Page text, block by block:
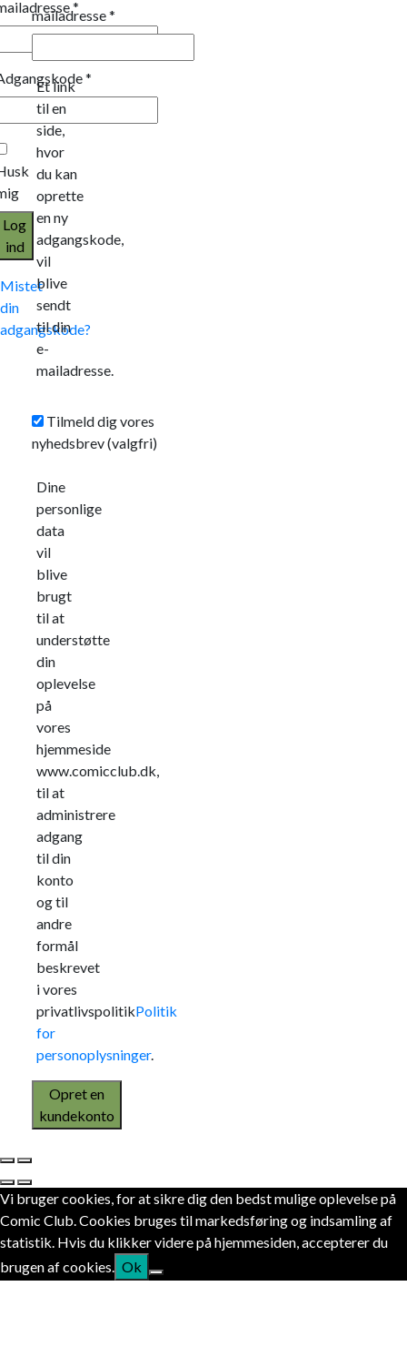
*
*
Log
ind
Mistet
din
adgangskode?
mailadresse*
Et link
til en
side,
hvor
du kan
oprette
en ny
adgangskode,
vil
blive
sendt
til din
e-
mailadresse.
Tilmeld dig vores
nyhedsbrev(valgfri)
Dine
personlige
data
vil
blive
brugt
til at
understøtte
din
oplevelse
på
vores
hjemmeside
www.comicclub.dk,
til at
administrere
adgang
til din
konto
og til
andre
formål
beskrevet
i vores
privatlivspolitikPolitik
for
personoplysninger.
Opret en
kundekonto
Vi bruger cookies, for at sikre dig den bedst mulige oplevelse på
Comic Club. Cookies bruges til markedsføring og indsamling af
statistik. Hvis du klikker videre på hjemmesiden, accepterer du
brugen af cookies. Ok